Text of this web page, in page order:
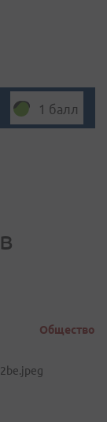
1 балл
Общество